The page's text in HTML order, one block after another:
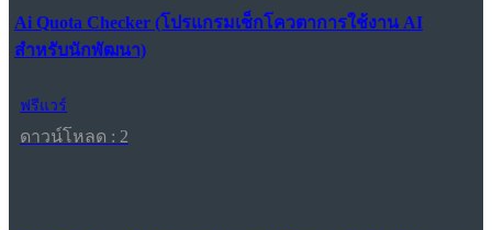
Ai Quota Checker (โปรแกรมเช็กโควตาการใช้งาน AI
สำหรับนักพัฒนา)
ฟรีแวร์
ดาวน์โหลด : 2